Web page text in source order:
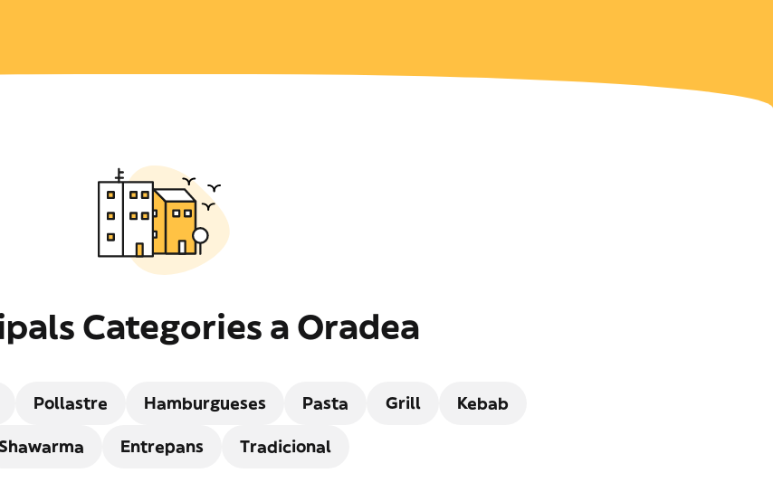
Categories a Oradea
Pollastre Hamburgueses Pasta Grill Kebab
Entrepans Tradicional